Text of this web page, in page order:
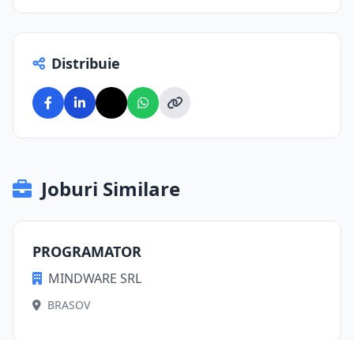
Distribuie
Joburi Similare
PROGRAMATOR
MINDWARE SRL
BRASOV